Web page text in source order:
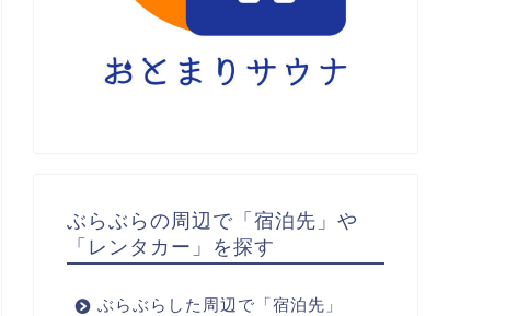
ぶらぶらの周辺で「宿泊先」や
「レンタカー」を探す
ぶらぶらした周辺で「宿泊先」